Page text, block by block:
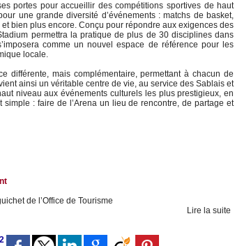
portes pour accueillir des compétitions sportives de haut
une grande diversité d’événements : matchs de basket,
bien plus encore. Conçu pour répondre aux exigences des
permettra la pratique de plus de 30 disciplines dans
comme un nouvel espace de référence pour les
locale.
différente, mais complémentaire, permettant à chacun de
ainsi un véritable centre de vie, au service des Sablais et
niveau aux événements culturels les plus prestigieux, en
: faire de l’Arena un lieu de rencontre, de partage et
de l’Office de Tourisme
Lire la suite